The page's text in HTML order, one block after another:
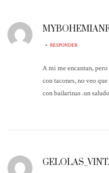
• RESPONDER
A mi me encantan,
con tacones, no veo
con bailarinas .un